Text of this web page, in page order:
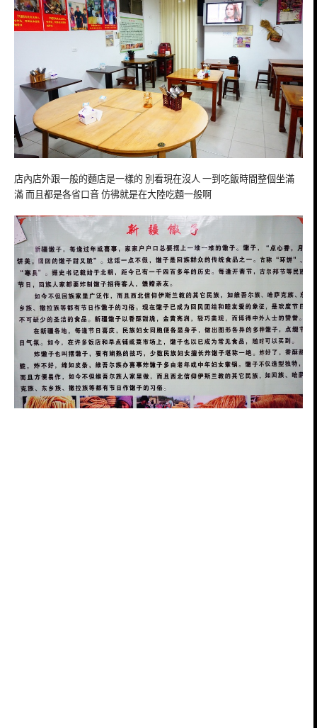
店內店外跟一般的麵店是一樣的 別看現在沒人 一到吃飯時間整個坐滿
滿 而且都是各省口音 仿彿就是在大陸吃麵一般啊